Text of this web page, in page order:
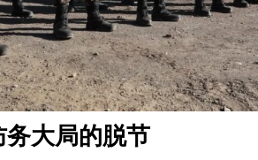
大局的脱节